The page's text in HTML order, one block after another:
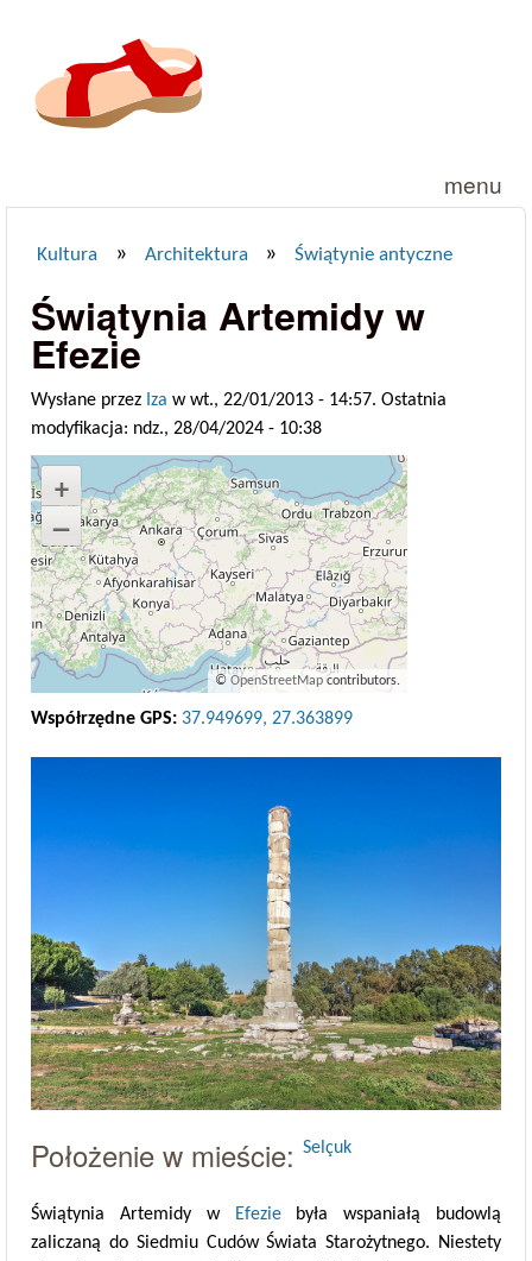
menu
Jesteś tutaj
Kultura » Architektura » Świątynie antyczne
Świątynia Artemidy w
Efezie
Wysłane przez Iza w wt., 22/01/2013 - 14:57. Ostatnia
modyfikacja: ndz., 28/04/2024 - 10:38
+
–
© OpenStreetMapcontributors.
Współrzędne GPS: 37.949699, 27.363899
Położenie w mieście: Selçuk
Świątynia Artemidy w Efeziebyła wspaniałą budowlą
zaliczaną do Siedmiu Cudów Świata Starożytnego. Niestety